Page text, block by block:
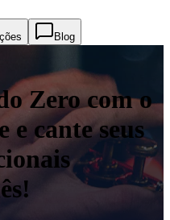
Blog
Zero com o
cante seus